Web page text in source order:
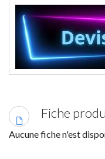
Fiche
Aucune fiche n'est